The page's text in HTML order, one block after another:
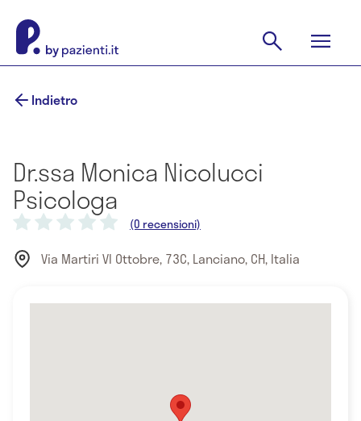
Indietro
Dr.ssa Monica Nicolucci
Psicologa
(0 recensioni)
Via Martiri VI Ottobre, 73C, Lanciano, CH, Italia